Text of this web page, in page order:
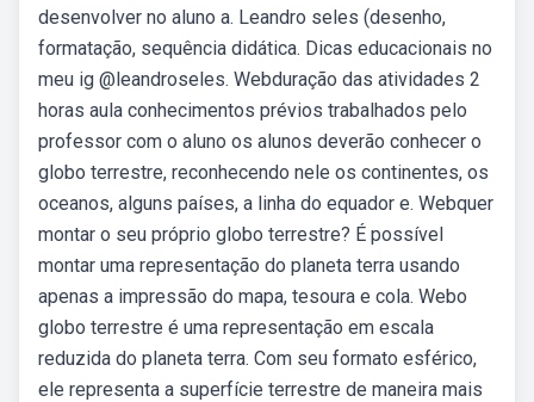
desenvolver no aluno a. Leandro seles (desenho,
formatação, sequência didática. Dicas educacionais no
meu ig @leandroseles. Webduração das atividades 2
horas aula conhecimentos prévios trabalhados pelo
professor com o aluno os alunos deverão conhecer o
globo terrestre, reconhecendo nele os continentes, os
oceanos, alguns países, a linha do equador e. Webquer
montar o seu próprio globo terrestre? É possível
montar uma representação do planeta terra usando
apenas a impressão do mapa, tesoura e cola. Webo
globo terrestre é uma representação em escala
reduzida do planeta terra. Com seu formato esférico,
ele representa a superfície terrestre de maneira mais